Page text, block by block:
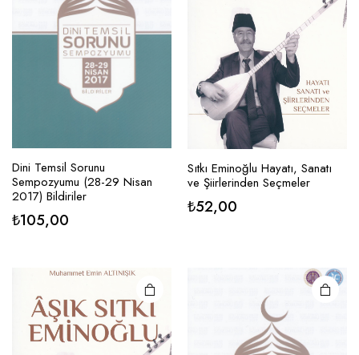
Dini Temsil Sorunu
Sempozyumu (28-29 Nisan
2017) Bildiriler
₺105,00
Sıtkı Eminoğlu Hayatı, Sanatı
ve Şiirlerinden Seçmeler
₺52,00